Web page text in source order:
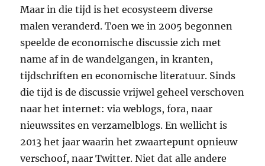
Maar in die tijd is het ecosysteem diverse
malen veranderd. Toen we in 2005 begonnen
speelde de economische discussie zich met
name af in de wandelgangen, in kranten,
tijdschriften en economische literatuur. Sinds
die tijd is de discussie vrijwel geheel verschoven
naar het internet: via weblogs, fora, naar
nieuwssites en verzamelblogs. En wellicht is
2013 het jaar waarin het zwaartepunt opnieuw
verschoof, naar Twitter. Niet dat alle andere